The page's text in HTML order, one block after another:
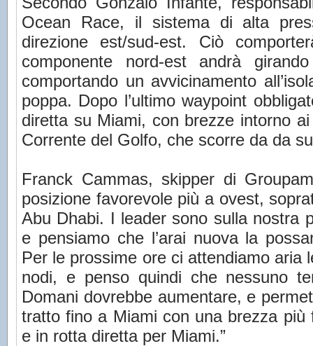
Ocean Race, il sistema di alta
direzione est/sud-est. Ciò
componente nord-est andrà
comportando un avvicinamento
poppa. Dopo l’ultimo waypoint
diretta su Miami, con brezze intorno
Corrente del Golfo, che scorre da da
Franck Cammas, skipper di
posizione favorevole più a ovest,
Abu Dhabi. I leader sono sulla nostra
e pensiamo che l’arai nuova la
Per le prossime ore ci attendiamo aria
nodi, e penso quindi che nessuno
Domani dovrebbe aumentare, e
tratto fino a Miami con una brezza
e in rotta diretta per Miami.”